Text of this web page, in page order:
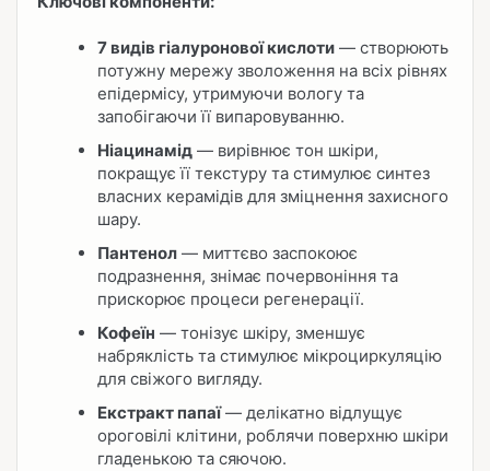
7 видів гіалуронової кислоти — створюють
потужну мережу зволоження на всіх рівнях
епідермісу, утримуючи вологу та
запобігаючи її випаровуванню.
Ніацинамід — вирівнює тон шкіри,
покращує її текстуру та стимулює синтез
власних керамідів для зміцнення захисного
шару.
Пантенол — миттєво заспокоює
подразнення, знімає почервоніння та
прискорює процеси регенерації.
Кофеїн — тонізує шкіру, зменшує
набряклість та стимулює мікроциркуляцію
для свіжого вигляду.
Екстракт папаї— делікатно відлущує
ороговілі клітини, роблячи поверхню шкіри
гладенькою та сяючою.